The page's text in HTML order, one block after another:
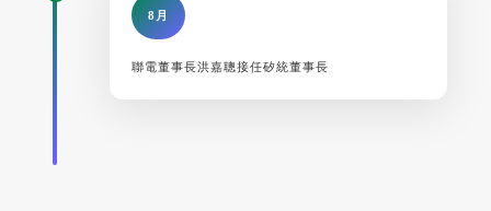
8月
聯電董事長洪嘉聰接任矽統董事長